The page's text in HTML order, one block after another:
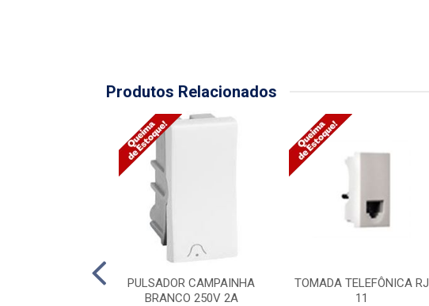
Produtos Relacionados
PULSADOR CAMPAINHA
BRANCO 250V 2A
TOMADA TELEFÔNICA RJ
11